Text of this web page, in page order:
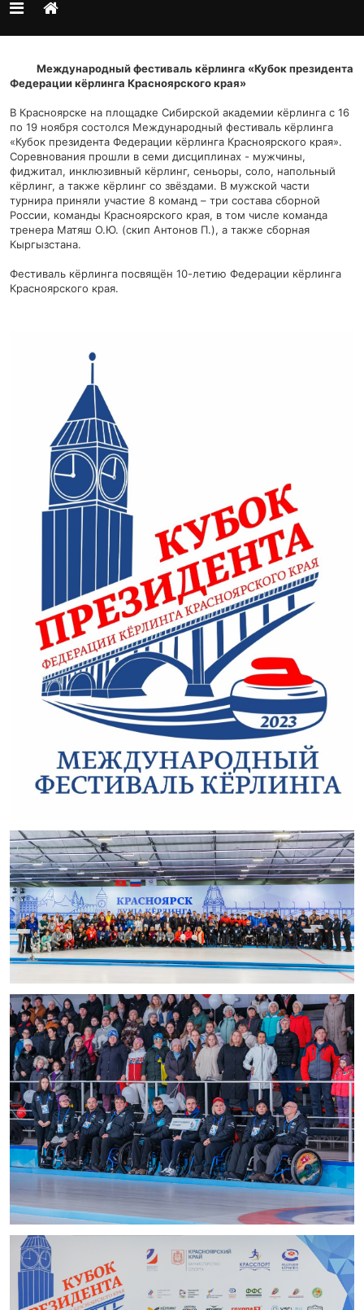
Международный фестиваль кёрлинга «Кубок президента
Федерации кёрлинга Красноярского края»
В Красноярске на площадке Сибирской академии кёрлинга с 16
по 19 ноября состолся Международный фестиваль кёрлинга
«Кубок президента Федерации кёрлинга Красноярского края».
Соревнования прошли в семи дисциплинах - мужчины,
фиджитал, инклюзивный кёрлинг, сеньоры, соло, напольный
кёрлинг, а также кёрлинг со звёздами. В мужской части
турнира приняли участие 8 команд – три состава сборной
России, команды Красноярского края, в том числе команда
тренера Матяш О.Ю. (скип Антонов П.), а также сборная
Кыргызстана.
Фестиваль кёрлинга посвящён 10-летию Федерации кёрлинга
Красноярского края.